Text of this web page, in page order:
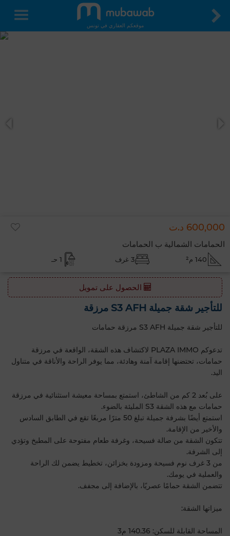
موقعكم العقاري في تونس
600,000 د.ت
الحمامات الشمالية ب الحمامات
140 م² 3 غرف 1 حـ
الحصول على تمويل
للتأجير شقة جميلة S3 AFH مرزقة
للتأجير شقة جميلة S3 AFH مرزقة حمامات
تدعوكم PLAZA IMMO لاكتشاف هذه الشقة، الواقعة في مرزقة
حمامات، تحتضنها إقامة آمنة وهادئة، مما يوفر الراحة والأناقة في متناول
اليد.
على بُعد 2 كم من الشاطئ، استمتع بمساحة معيشة استثنائية في مرزقة
حمامات مع هذه الشقة S3 المليئة بالضوء.
استمتع أيضًا بشرفة جميلة تبلغ 50 مترًا مربعًا تقع في الطابق السادس
والأخير من الإقامة.
تتكون الشقة من صالة فسيحة، وغرفة طعام مفتوحة على المطبخ وتؤدي
إلى الشرفة.
من 3 غرف نوم فسيحة ومزودة بخزائن، تخطيط يضمن لك الراحة
والعملية في يومك.
تتضمن الشقة حمامًا عصريًا، بالإضافة إلى مجفف.
ميزاتها الشقة:
المساحة القابلة للسكن: 140.36 م3